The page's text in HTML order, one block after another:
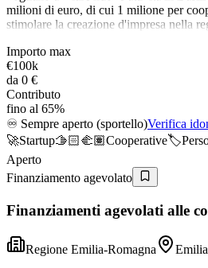
milioni di euro, di cui 1 milione per
stimolare la creazione d'impresa nella
Importo max
€100k
da 0 €
Contributo
fino al 65%
♾️ Sempre aperto (sportello)Verifica
🚀Startup🫱🏻‍🫲🏽Cooperative🏷️
Aperto
Finanziamento agevolato
Finanziamenti agevolati alle
Regione Emilia-Romagna